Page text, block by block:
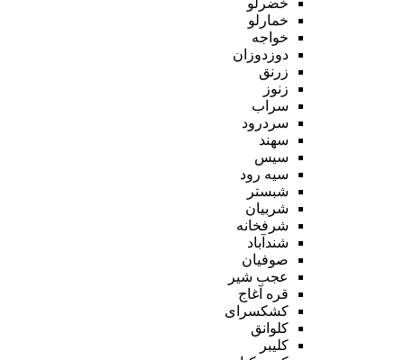
خمارلو
خواجه
دوزدوزان
زرنق
زنوز
سراب
سردرود
سهند
سیس
سیه رود
شبستر
شربیان
شرفخانه
شندآباد
صوفیان
عجب شیر
قره آغاج
کشکسرای
کلوانق
کلیبر